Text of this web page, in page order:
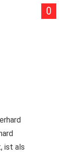
0
ist als